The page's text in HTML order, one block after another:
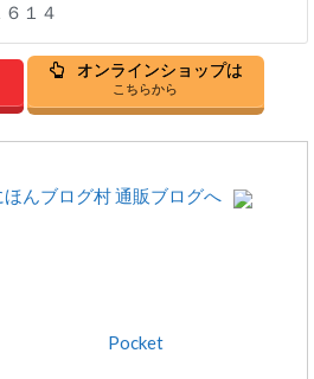
１４
オンラインショップは
こちらから
Pocket